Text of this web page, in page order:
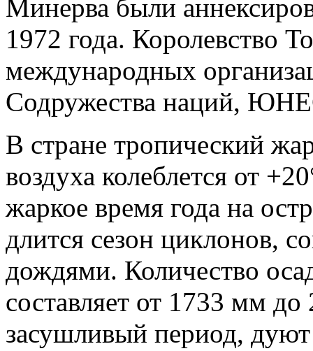
Минерва были
1972 года. Королевство
международных
Содружества наций,
В стране тропический
воздуха колеблется от
жаркое время года на
длится сезон циклонов,
дождями. Количество
составляет от 1733 мм
засушливый период,